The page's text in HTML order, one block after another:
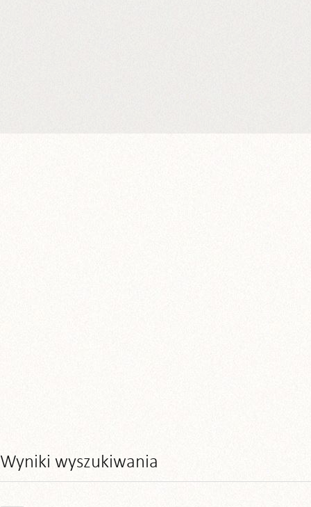
Wyniki wyszukiwania